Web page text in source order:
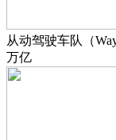
从动驾驶车队（
万亿